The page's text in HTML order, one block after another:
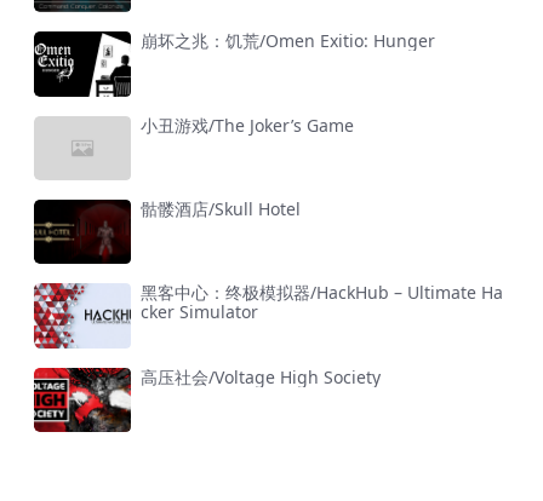
崩坏之兆：饥荒/Omen Exitio: Hunger
小丑游戏/The Joker’s Game
骷髅酒店/Skull Hotel
黑客中心：终极模拟器/HackHub – Ultimate Ha
cker Simulator
高压社会/Voltage High Society